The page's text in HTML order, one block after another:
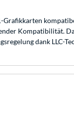
Kompatibilität.
dank LLC-